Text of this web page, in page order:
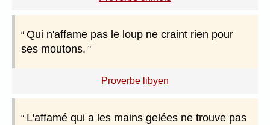
Qui n'affame pas le loup ne craint rien pour
ses moutons.
Proverbe libyen
L'affamé qui a les mains gelées ne trouve pas